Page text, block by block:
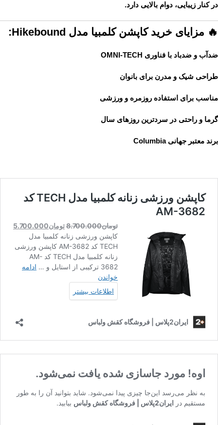
در کنار زیبایی، دوام بالایی دارد.
🔥 مزایای خرید کاپشن کلمبیا مدل Hikebound:
ضدآب و ضدباد با فناوری OMNI-TECH
طراحی شیک و مدرن برای بانوان
مناسب برای استفاده روزمره و ورزشی
گرما و راحتی در سردترین روزهای سال
برند معتبر جهانی Columbia